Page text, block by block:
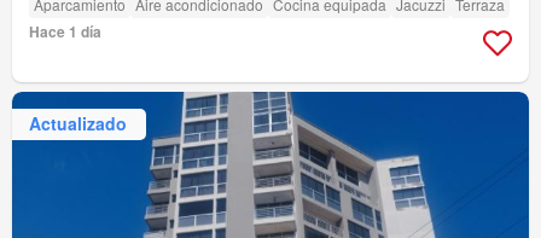
Hace 1 día
Actualizado